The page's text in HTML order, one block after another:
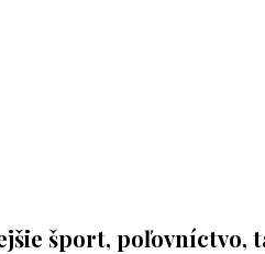
šport, poľovníctvo,